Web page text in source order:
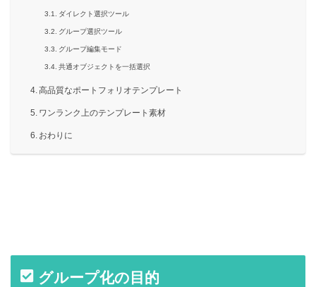
ダイレクト選択ツール
グループ選択ツール
グループ編集モード
共通オブジェクトを一括選択
高品質なポートフォリオテンプレート
ワンランク上のテンプレート素材
おわりに
グループ化の目的